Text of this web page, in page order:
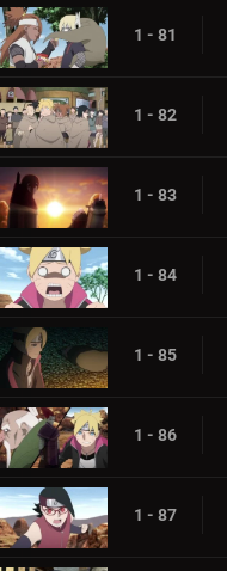
1 - 81
1 - 82
1 - 83
1 - 84
1 - 85
1 - 86
1 - 87